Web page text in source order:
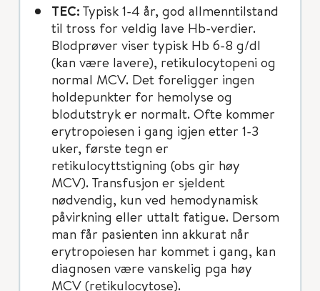
TEC: Typisk 1-4 år, god allmenntilstand
til tross for veldig lave Hb-verdier.
Blodprøver viser typisk Hb 6-8 g/dl
(kan være lavere), retikulocytopeni og
normal MCV. Det foreligger ingen
holdepunkter for hemolyse og
blodutstryk er normalt. Ofte kommer
erytropoiesen i gang igjen etter 1-3
uker, første tegn er
retikulocyttstigning (obs gir høy
MCV). Transfusjon er sjeldent
nødvendig, kun ved hemodynamisk
påvirkning eller uttalt fatigue. Dersom
man får pasienten inn akkurat når
erytropoiesen har kommet i gang, kan
diagnosen være vanskelig pga høy
MCV (retikulocytose).